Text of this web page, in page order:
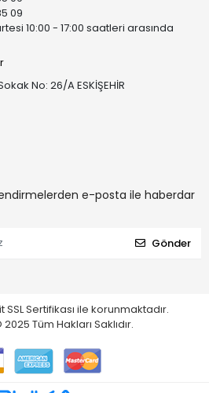
09
10:00 - 17:00 saatleri arasında
No: 26/A ESKİŞEHİR
e-posta ile haberdar
Gönder
Sertifikası ile korunmaktadır.
Tüm Hakları Saklıdır.